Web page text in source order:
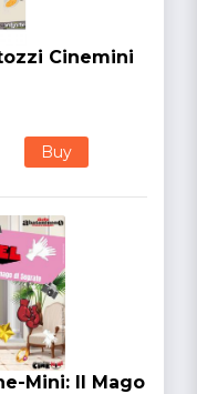
Cinemini
Buy
Mini: Il Mago